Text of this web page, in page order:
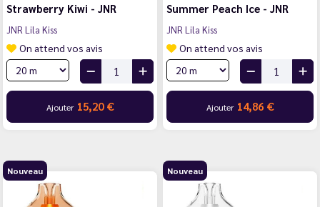
Strawberry Kiwi - JNR
JNR Lila Kiss
On attend vos avis
Ajouter 15,20 €
Summer Peach Ice - JNR
JNR Lila Kiss
On attend vos avis
Ajouter 14,86 €
Nouveau Nouveau